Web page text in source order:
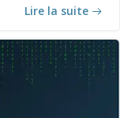
Lire la suite